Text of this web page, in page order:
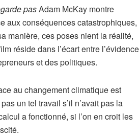
pasAdam McKay montre
aux conséquences catastrophiques,
manière, ces poses nient la réalité,
réside dans l’écart entre l’évidence
et des politiques.
au changement climatique est
un tel travail s’il n’avait pas la
a fonctionné, si l’on en croit les